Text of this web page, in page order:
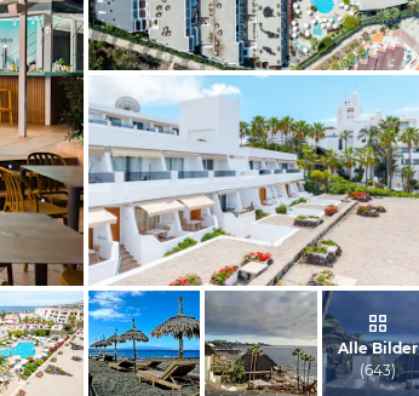
vom Hotelier, Juni 2025
vom Hotelier, Juni 2025
Alle Bilder
(643)